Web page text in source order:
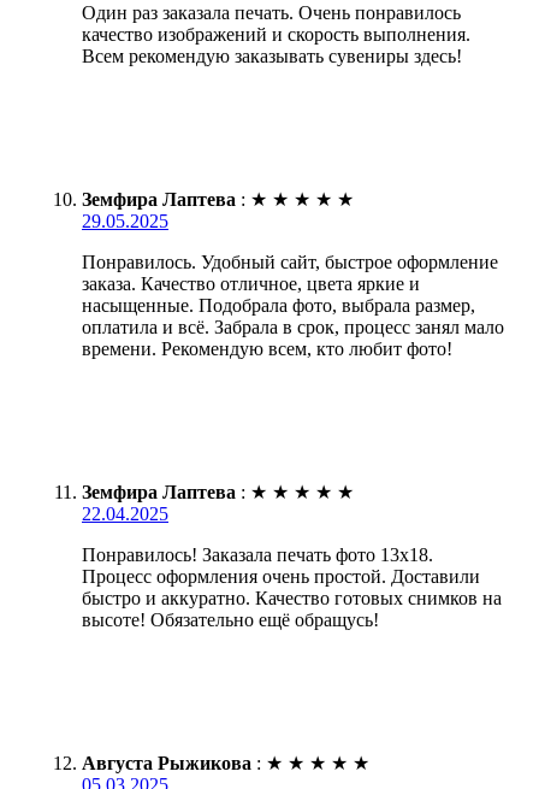
Один раз заказала печать. Очень понравилось
качество изображений и скорость выполнения.
Всем рекомендую заказывать сувениры здесь!
Земфира Лаптева : ★ ★ ★ ★ ★
29.05.2025
Понравилось. Удобный сайт, быстрое оформление
заказа. Качество отличное, цвета яркие и
насыщенные. Подобрала фото, выбрала размер,
оплатила и всё. Забрала в срок, процесс занял мало
времени. Рекомендую всем, кто любит фото!
Земфира Лаптева : ★ ★ ★ ★ ★
22.04.2025
Понравилось! Заказала печать фото 13х18.
Процесс оформления очень простой. Доставили
быстро и аккуратно. Качество готовых снимков на
высоте! Обязательно ещё обращусь!
Августа Рыжикова : ★ ★ ★ ★ ★
05.03.2025